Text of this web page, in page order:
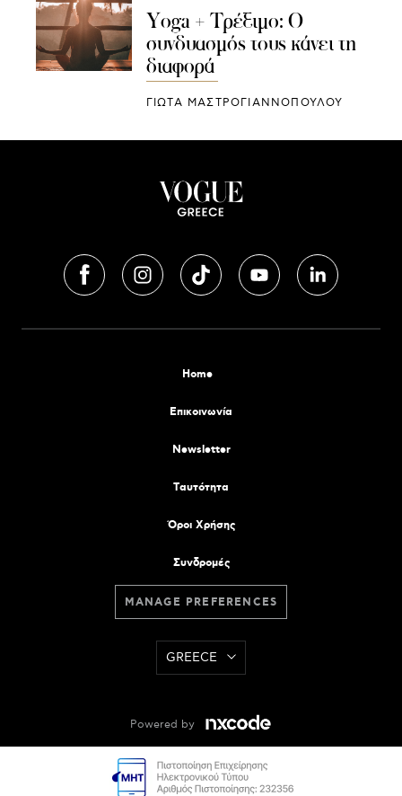
Yoga + Τρέξιμο: Ο
συνδυασμός τους κάνει τη
διαφορά
ΓΙΩΤΑ ΜΑΣΤΡΟΓΙΑΝΝΟΠΟΥΛΟΥ
Home
Επικοινωνία
Newsletter
Tαυτότητα
Όροι Χρήσης
Συνδρομές
MANAGE PREFERENCES
GREECE
Powered by